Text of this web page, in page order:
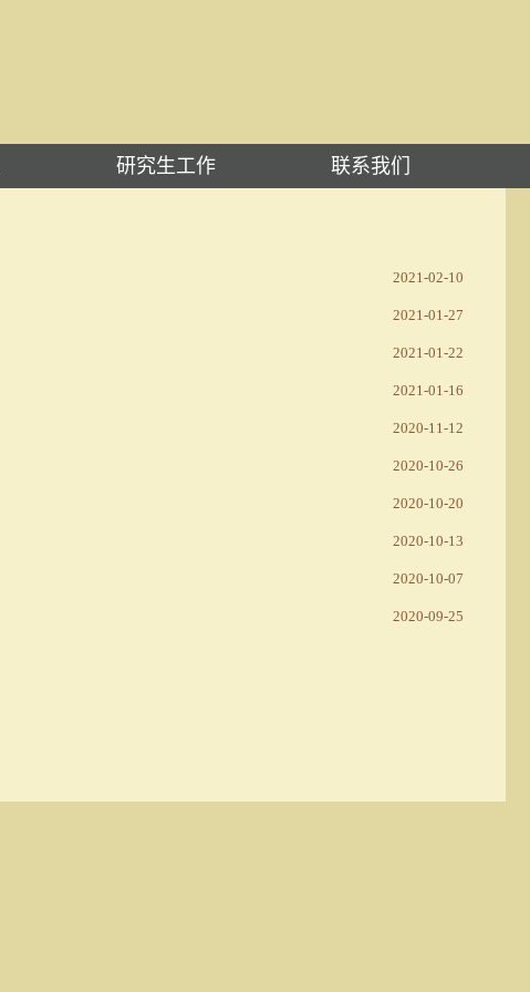
研究生工作 联系我们
2021-02-10
2021-01-27
2021-01-22
2021-01-16
2020-11-12
2020-10-26
2020-10-20
2020-10-13
2020-10-07
2020-09-25